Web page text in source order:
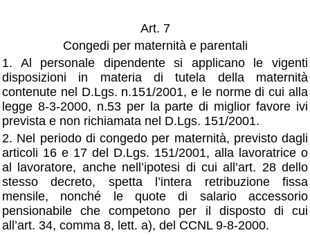
Art. 7
Congedi per maternità e parentali
1. Al personale dipendente si applicano le vigenti
disposizioni in materia di tutela della maternità
contenute nel D.Lgs. n.151/2001, e le norme di cui alla
legge 8-3-2000, n.53 per la parte di miglior favore ivi
prevista e non richiamata nel D.Lgs. 151/2001.
2. Nel periodo di congedo per maternità, previsto dagli
articoli 16 e 17 del D.Lgs. 151/2001, alla lavoratrice o
al lavoratore, anche nell’ipotesi di cui all’art. 28 dello
stesso decreto, spetta l’intera retribuzione fissa
mensile, nonché le quote di salario accessorio
pensionabile che competono per il disposto di cui
all’art. 34, comma 8, lett. a), del CCNL 9-8-2000.